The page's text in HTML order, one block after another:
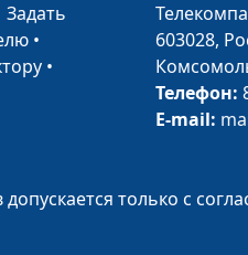
Христиане всех
объединяйтесь!
Задать
•
•
603028,
Телефон:
E-mail:
только с